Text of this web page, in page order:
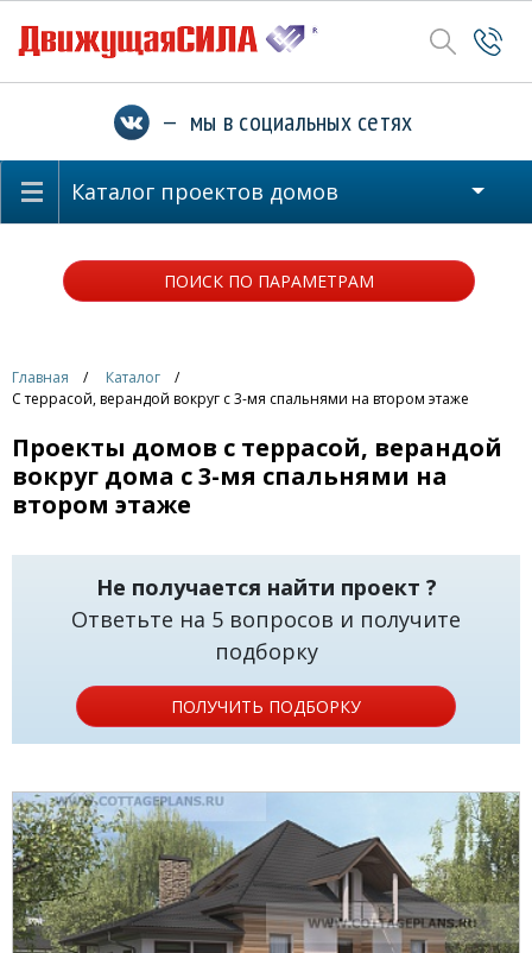
— мы в социальных сетях
Каталог проектов домов
ПОИСК ПО ПАРАМЕТРАМ
Главная
Каталог
С террасой, верандой вокруг с 3-мя спальнями на втором этаже
Проекты домов с террасой, верандой
вокруг дома с 3-мя спальнями на
втором этаже
Не получается найти проект ?
Ответьте на 5 вопросов и получите
подборку
ПОЛУЧИТЬ ПОДБОРКУ